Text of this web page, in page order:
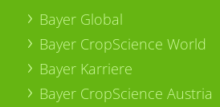
Bayer Global
Bayer CropScience World
Bayer Karriere
Bayer CropScience Austria